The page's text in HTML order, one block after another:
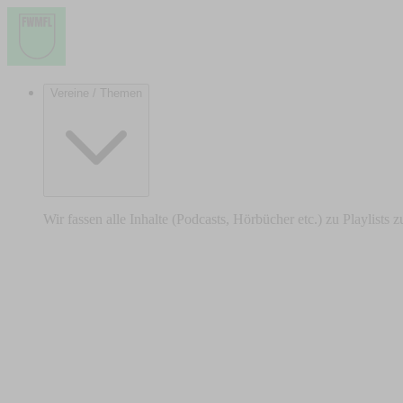
Vereine / Themen
Wir fassen alle Inhalte (Podcasts, Hörbücher etc.) zu Playlists